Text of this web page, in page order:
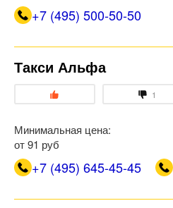
+7 (495) 500-50-50
Такси Альфа
1
Минимальная цена:
от 91 руб
+7 (495) 645-45-45